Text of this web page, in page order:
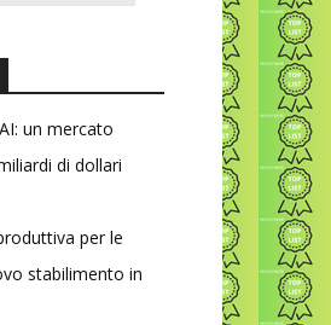
un mercato
di dollari
per le
stabilimento in